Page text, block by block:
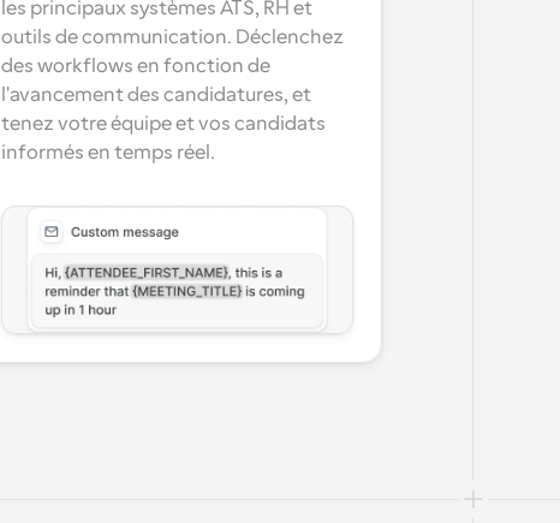
les principaux systèmes ATS, RH et
outils de communication. Déclenchez
des workflows en fonction de
l'avancement des candidatures, et
tenez votre équipe et vos candidats
informés en temps réel.